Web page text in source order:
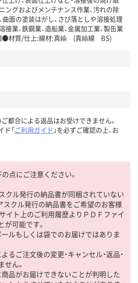
ングおよびメンテナンス作業、汚れの除
曲面の塗装はがし、さび落としや溶接処理
業、鉄鋼業、造船業、金属加工業、製缶業
●材質/仕上:線材:真鍮 (真鍮線 BS)
ご都合による返品はお受けできません。
ド「ご利用ガイド 」を必ずご確認の上、お
点にご注意ください。
スクル発行の納品書が同梱されていない
スクル発行の納品書をご希望のお客様
イト上のご利用履歴よりＰＤＦファイ
が可能です。
ールもしくは袋でのお届けではありま
るご注文後の変更・キャンセル・返品・
ん。
商品がお届けできないことが判明した